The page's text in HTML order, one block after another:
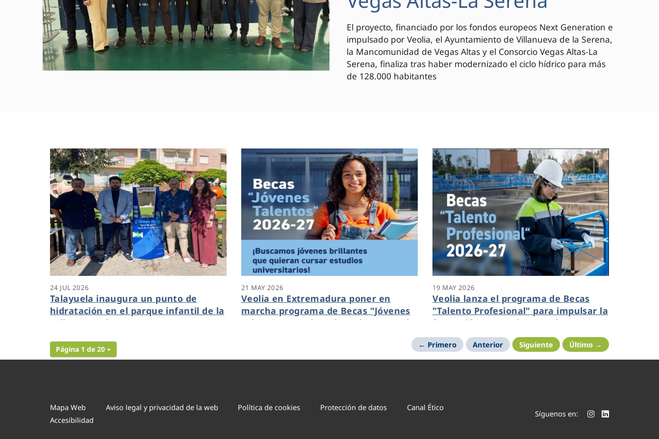
El proyecto, financiado por los fondos europeos Next Generation e
impulsado por Veolia, el Ayuntamiento de Villanueva de la Serena,
la Mancomunidad de Vegas Altas y el Consorcio Vegas Altas-La
Serena, finaliza tras haber modernizado el ciclo hídrico para más
de 128.000 habitantes
24 JUL 2026
Talayuela inaugura un punto de
hidratación en el parque infantil de la
calle Manuel Mas
21 MAY 2026
Veolia en Extremadura poner en
marcha programa de Becas "Jóvenes
Talentos" para impulsar el acceso a la
19 MAY 2026
Veolia lanza el programa de Becas
"Talento Profesional" para impulsar la
formación en empleos verdes
Página 1 de 20 ← Primero Anterior Siguiente Último →
Mapa Web Aviso legal y privacidad de la web Política de cookies Protección de datos
Canal Ético
Accesibilidad
Síguenos en: